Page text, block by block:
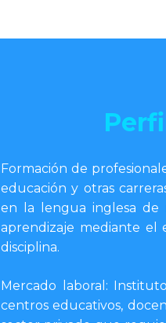
Formación de
educación y otras
en la lengua inglesa de
aprendizaje mediante el
disciplina.
Mercado laboral:
centros educativos,